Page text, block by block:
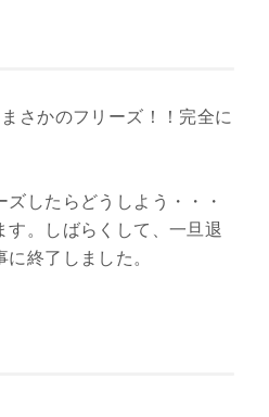
さかのフリーズ！！完全に
したらどうしよう・・・
。しばらくして、一旦退
終了しました。